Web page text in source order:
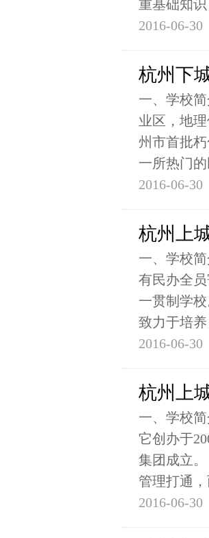
重基础知识
2016-06-30
杭州下
一、学校
业区，地
州市首批
一所热门
2016-06-30
杭州上
一、学校
有民办全
一贯制学
致力于培养
2016-06-30
杭州上
一、学校
它创办于
集团成立
管理打通
2016-06-30